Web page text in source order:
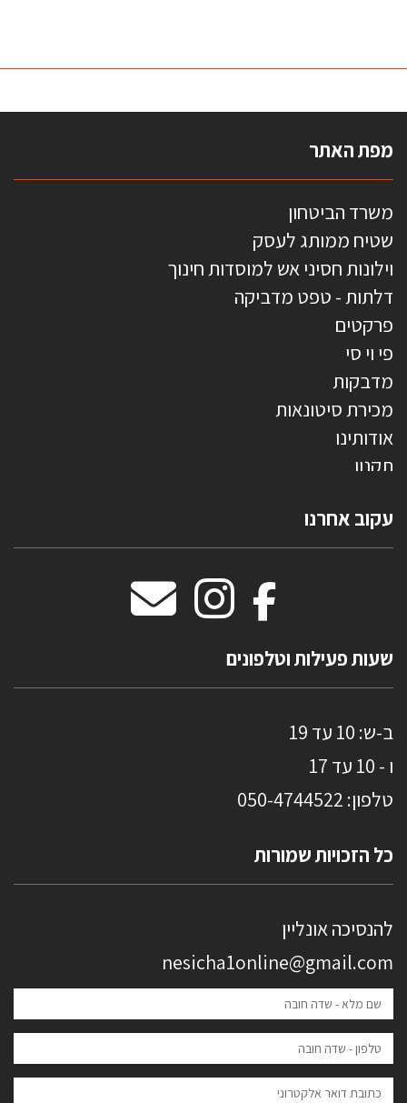
מפת האתר
משרד הביטחון
שטיח ממותג לעסק
וילונות חסיני אש למוסדות חינוך
דלתות - טפט מדביקה
פרקטים
פי וי סי
מדבקות
מכירת סיטונאות
אודותינו
תקנון
טפטים משולשים
וילונות חסיני אש
מדבקות אנטי סאן
עקוב אחרנו
שעות פעילות וטלפונים
ב-ש: 10 עד 19
ו - 10 עד 17
טלפון: 0 50-4744522
כל הזכויות שמורות
להנסיכה אונליין
nesicha1online@gmail.com